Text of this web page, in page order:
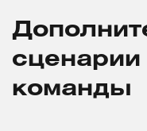
команды